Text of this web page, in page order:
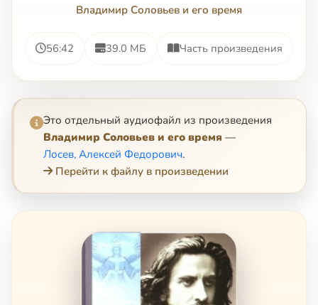
Владимир Соловьев и его время
56:42 39.0 МБ Часть произведения
Это отдельный аудиофайл из произведения
Владимир Соловьев и его время —
Лосев, Алексей Федорович.
Перейти к файлу в произведении